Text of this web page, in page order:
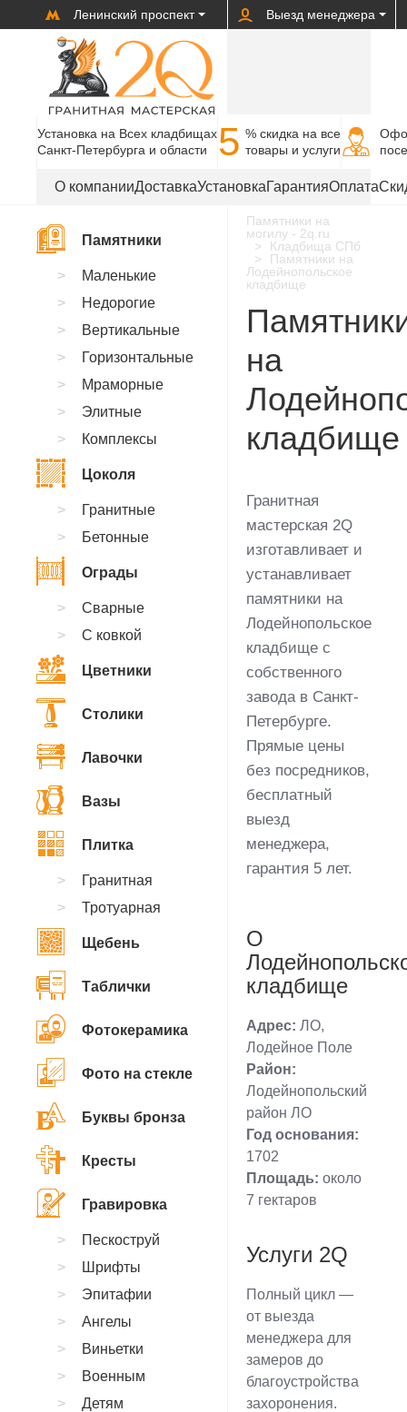
Ленинский проспект Выезд менеджера
Установка на Всех кладбищах
Санкт-Петербурга и области
5 % cкидка на все
товары и услуги
О компанииДоставкаУстановкаГарантияОплата
Памятники на
могилу - 2q.ru
Кладбища СПб
Памятники на
Лодейнопольское
кладбище
на
кладбище
Гранитная
мастерская 2Q
изготавливает и
устанавливает
памятники на
Лодейнопольское
кладбище с
собственного
завода в Санкт-
Петербурге.
Прямые цены
без посредников,
бесплатный
выезд
менеджера,
гарантия 5 лет.
О
кладбище
Адрес: ЛО,
Лодейное Поле
Район:
Лодейнопольский
район ЛО
Год основания:
1702
Площадь: около
7 гектаров
Услуги 2Q
Полный цикл —
от выезда
менеджера для
замеров до
благоустройства
захоронения.
Памятники
Маленькие
Недорогие
Вертикальные
Горизонтальные
Мраморные
Элитные
Комплексы
Цоколя
Гранитные
Бетонные
Ограды
Сварные
С ковкой
Цветники
Столики
Лавочки
Вазы
Плитка
Гранитная
Тротуарная
Щебень
Таблички
Фотокерамика
Фото на стекле
Буквы бронза
Кресты
Гравировка
Пескоструй
Шрифты
Эпитафии
Ангелы
Виньетки
Военным
Детям